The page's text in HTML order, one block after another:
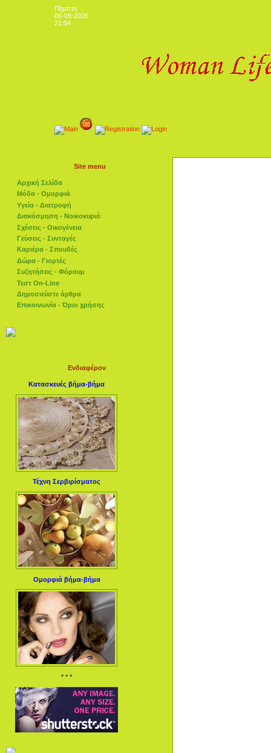
Πέμπτη
06-08-2026
21:54
Site menu
Αρχική Σελίδα
Μόδα - Ομορφιά
Υγεία - Διατροφή
Διακόσμηση - Νοικοκυριό
Σχέσεις - Οικογένεια
Γεύσεις - Συνταγές
Καριέρα - Σπουδές
Δώρα - Γιορτές
Συζητήσεις - Φόρουμ
Τεστ On-Line
Δημοσιεύστε άρθρα
Επικοινωνία - Όροι χρήσης
Ενδιαφέρον
Κατασκευές βήμα-βήμα
Τέχνη Σερβιρίσματος
Ομορφιά βήμα-βήμα
* * *